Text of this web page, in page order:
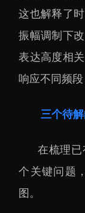
这也解释了
振幅调制下
表达高度相
响应不同频段
三个待
在梳理
个关键问题
图。